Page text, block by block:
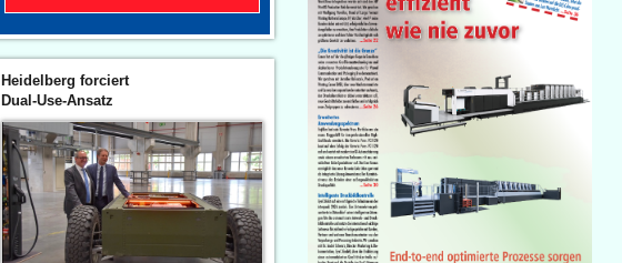
Heidelberg forciert
Dual-Use-Ansatz